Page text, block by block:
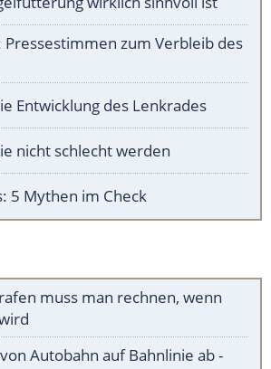
zum Verbleib des
Entwicklung des Lenkrades
nicht schlecht werden
5 Mythen im Check
muss man rechnen, wenn
Autobahn auf Bahnlinie ab -